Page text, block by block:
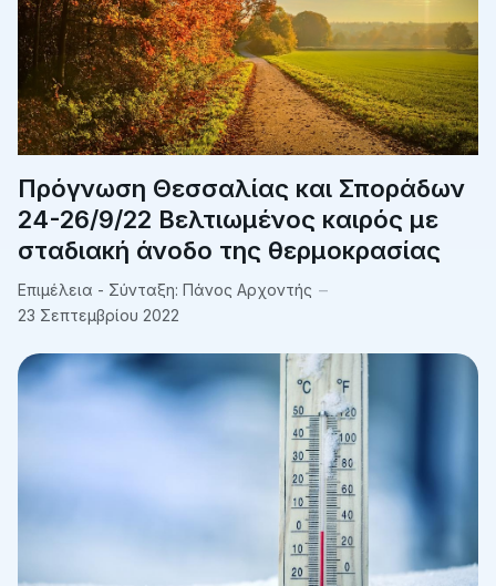
Πρόγνωση Θεσσαλίας και Σποράδων
24-26/9/22 Βελτιωμένος καιρός με
σταδιακή άνοδο της θερμοκρασίας
Επιμέλεια - Σύνταξη: Πάνος Αρχοντής
23 Σεπτεμβρίου 2022